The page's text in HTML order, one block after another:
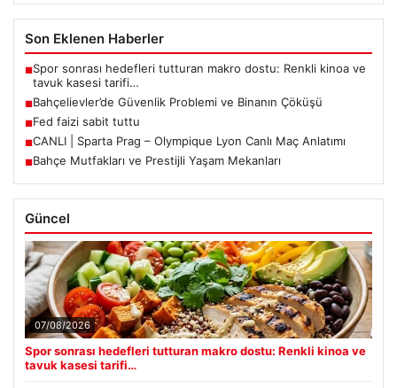
Son Eklenen Haberler
■Spor sonrası hedefleri tutturan makro dostu: Renkli kinoa ve
tavuk kasesi tarifi…
■Bahçelievler’de Güvenlik Problemi ve Binanın Çöküşü
■Fed faizi sabit tuttu
■CANLI | Sparta Prag – Olympique Lyon Canlı Maç Anlatımı
■Bahçe Mutfakları ve Prestijli Yaşam Mekanları
Güncel
07/08/2026
Spor sonrası hedefleri tutturan makro dostu: Renkli kinoa ve
tavuk kasesi tarifi…